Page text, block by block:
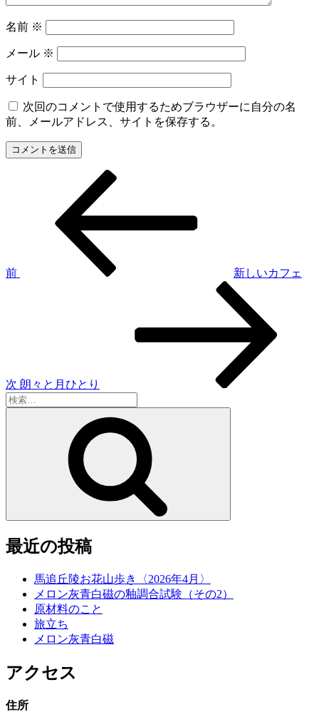
名前 ※
メール ※
サイト
次回のコメントで使用するためブラウザーに自分の名
前、メールアドレス、サイトを保存する。
ゲ
前
新しいカフェ
次 朗々と月ひとり
検
索:
最近の投稿
馬追丘陵お花山歩き〈2026年4月〉
メロン灰青白磁の釉調合試験（その2）
原材料のこと
旅立ち
メロン灰青白磁
アクセス
住所